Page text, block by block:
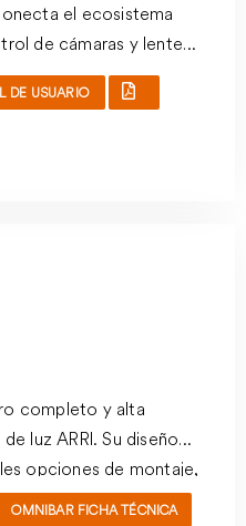
el ecosistema
de cámaras y lentes
y broadcast.
DE USUARIO
completo y alta
luz ARRI. Su diseño
opciones de montaje,
todo tipo de
OMNIBAR FICHA TÉCNICA